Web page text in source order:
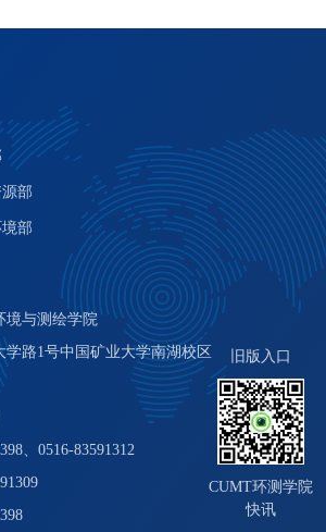
部
部
境与测绘学院
路1号中国矿业大学南湖校区
、0516-83591312
旧版入口
CUMT环测学院
快讯